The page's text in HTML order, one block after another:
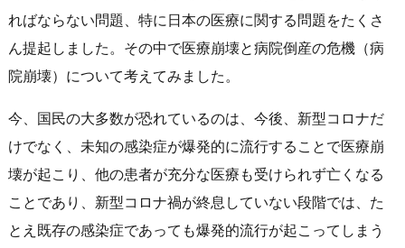
ればならない問題、特に日本の医療に関する問題をたくさ
ん提起しました。その中で医療崩壊と病院倒産の危機（病
院崩壊）について考えてみました。
今、国民の大多数が恐れているのは、今後、新型コロナだ
けでなく、未知の感染症が爆発的に流行することで医療崩
壊が起こり、他の患者が充分な医療も受けられず亡くなる
ことであり、新型コロナ禍が終息していない段階では、た
とえ既存の感染症であっても爆発的流行が起こってしまう